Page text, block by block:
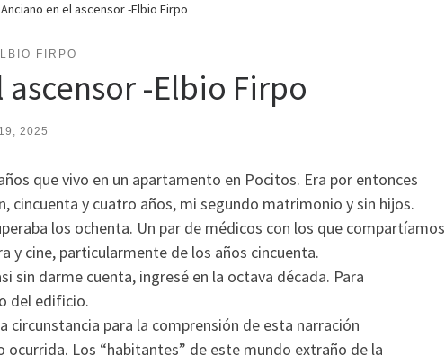
Anciano en el ascensor -Elbio Firpo
FIRPO
-Elbio Firpo
2025
que vivo en un apartamento en Pocitos. Era por entonces
cincuenta y cuatro años, mi segundo matrimonio y sin hijos.
los ochenta. Un par de médicos con los que compartíamos
y cine, particularmente de los años cincuenta.
sin darme cuenta, ingresé en la octava década. Para
del edificio.
circunstancia para la comprensión de esta narración
ocurrida. Los “habitantes” de este mundo extraño de la